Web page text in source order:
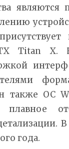
являются
Titan X.
также ОС
года.